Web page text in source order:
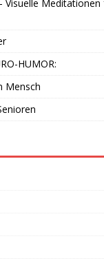
Visuelle Meditationen
HUMOR:
Mensch